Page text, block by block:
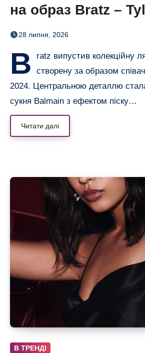
на образ Bratz –
отримала власну
28 липня, 2026
B
ratz випустив колекційну
створену за образом
2024. Центральною деталлю
сукня Balmain з ефектом піску…
Читати далі
В ТРЕНДІ